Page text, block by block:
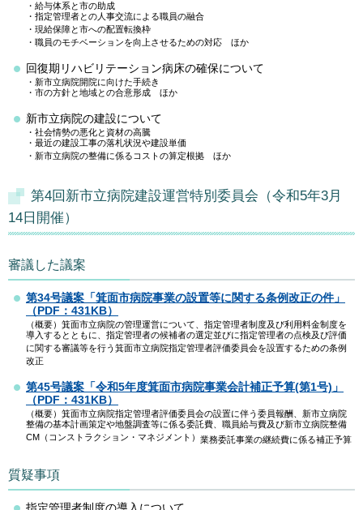
・給与体系と市の助成
・指定管理者との人事交流による職員の融合
・現給保障と市への配置転換枠
・職員のモチベーションを向上させるための対応 ほか
回復期リハビリテーション病床の確保について
・新市立病院開院に向けた手続き
・市の方針と地域との合意形成 ほか
新市立病院の建設について
・社会情勢の悪化と資材の高騰
・最近の建設工事の落札状況や建設単価
・新市立病院の整備に係るコストの算定根拠 ほか
第4回新市立病院建設運営特別委員会（令和5年3月
14日開催）
審議した議案
第34号議案「箕面市病院事業の設置等に関する条例改正の件」
（PDF：431KB）
（概要）箕面市立病院の管理運営について、指定管理者制度及び利用料金制度を
導入するとともに、指定管理者の候補者の選定並びに指定管理者の点検及び評価
に関する審議等を行う箕面市立病院指定管理者評価委員会を設置するための条例
改正
第45号議案「令和5年度箕面市病院事業会計補正予算(第1号)」
（PDF：431KB）
（概要）箕面市立病院指定管理者評価委員会の設置に伴う委員報酬、新市立病院
整備の基本計画策定や地盤調査等に係る委託費、職員給与費及び新市立病院整備
CM（コンストラクション・マネジメント） 業務委託事業の継続費に係る補正予算
質疑事項
指定管理者制度の導入について